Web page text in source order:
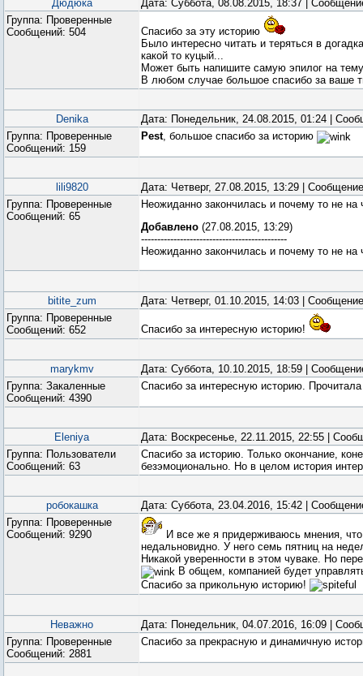
Дюдюка
Дата: Суббота, 08.08.2015, 18:37 |
Группа: Проверенные
Сообщений: 504
Спасибо за эту историю
Было интересно читать и теряться в
какой то куцый...
Может быть напишите самую эпилог на
В любом случае большое спасибо за ваше
Denika
Дата: Понедельник, 24.08.2015, 01:24 |
Группа: Проверенные
Сообщений: 159
Pest, большое спасибо за историю
lili9820
Дата: Четверг, 27.08.2015, 13:29 |
Группа: Проверенные
Сообщений: 65
Неожиданно закончилась и почему то не на
Добавлено (27.08.2015, 13:29)
---------------------------------------------
Неожиданно закончилась и почему то не на
bitite_zum
Дата: Четверг, 01.10.2015, 14:03 |
Группа: Проверенные
Сообщений: 652 Спасибо за интересную историю!
marykmv
Дата: Суббота, 10.10.2015, 18:59 |
Группа: Закаленные
Сообщений: 4390
Спасибо за интересную историю.
Eleniya
Дата: Воскресенье, 22.11.2015, 22:55 |
Группа: Пользователи
Сообщений: 63
Спасибо за историю. Только окончание,
безэмоционально. Но в целом история
робокашка
Дата: Суббота, 23.04.2016, 15:42 |
Группа: Проверенные
Сообщений: 9290
И все же я придерживаюсь мнения,
недальновидно. У него семь пятниц на
Никакой уверенности в этом чуваке. Но
В общем, компанией будет
Спасибо за прикольную историю!
Неважно
Дата: Понедельник, 04.07.2016, 16:09 |
Группа: Проверенные
Сообщений: 2881
Спасибо за прекрасную и динамичную